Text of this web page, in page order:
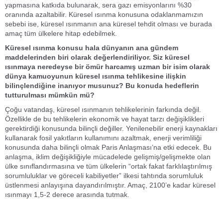
yapmasına katkıda bulunarak, sera gazı emisyonlarını %30
oranında azaltabilir. Küresel ısınma konusuna odaklanmamızın
sebebi ise, küresel ısınmanın ana küresel tehdit olması ve burada
amaç tüm ülkelere hitap edebilmek.
Küresel ısınma konusu hala dünyanın ana gündem
maddelerinden biri olarak değerlendiriliyor. Siz küresel
ısınmaya neredeyse bir ömür harcamış uzman bir isim olarak
dünya kamuoyunun küresel ısınma tehlikesine ilişkin
bilinçlendiğine inanıyor musunuz? Bu konuda hedeflerin
tutturulması mümkün mü?
Çoğu vatandaş, küresel ısınmanın tehlikelerinin farkında değil.
Özellikle de bu tehlikelerin ekonomik ve hayat tarzı değişiklikleri
gerektirdiği konusunda bilinçli değiller. Yenilenebilir enerji kaynakları
kullanarak fosil yakıtların kullanımını azaltmak, enerji verimliliği
konusunda daha bilinçli olmak Paris Anlaşması’na etki edecek. Bu
anlaşma, iklim değişikliğiyle mücadelede gelişmiş/gelişmekte olan
ülke sınıflandırmasına ve tüm ülkelerin “ortak fakat farklılaştırılmış
sorumluluklar ve göreceli kabiliyetler” ilkesi tahtında sorumluluk
üstlenmesi anlayışına dayandırılmıştır. Amaç, 2100’e kadar küresel
ısınmayı 1,5-2 derece arasında tutmak.